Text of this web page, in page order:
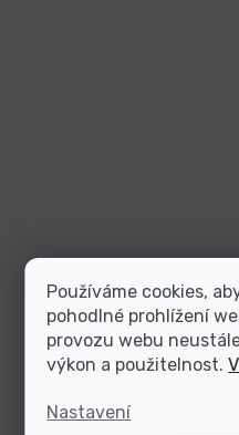
Používáme cookies,
pohodlné prohlížení
provozu webu
výkon a použitelnost.
Nastavení